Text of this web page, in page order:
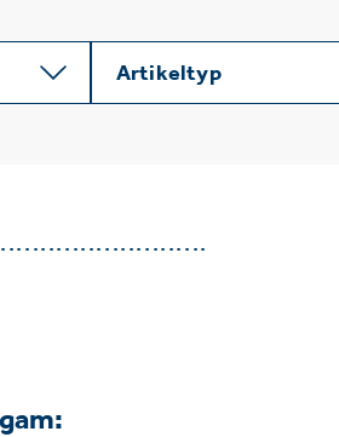
Artikeltyp